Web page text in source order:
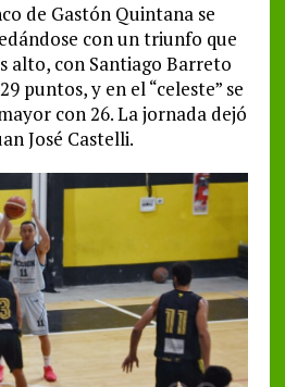
de Gastón Quintana se
con un triunfo que
alto, con Santiago Barreto
puntos, y en el “celeste” se
con 26. La jornada dejó
José Castelli.